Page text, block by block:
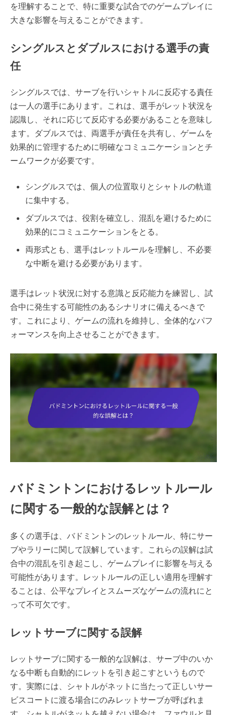
を理解することで、特に重要な試合でのゲームプレイに
大きな影響を与えることができます。
シングルスとダブルスにおける選手の責
任
シングルスでは、サーブを行いシャトルに反応する責任
は一人の選手にあります。これは、選手がレット状況を
認識し、それに応じて反応する必要があることを意味し
ます。ダブルスでは、両選手が責任を共有し、ゲームを
効果的に管理するために明確なコミュニケーションとチ
ームワークが必要です。
シングルスでは、個人の位置取りとシャトルの軌道
に集中する。
ダブルスでは、役割を確立し、混乱を避けるために
効果的にコミュニケーションをとる。
両形式とも、選手はレットルールを理解し、不必要
な中断を避ける必要があります。
選手はレット状況に対する意識と反応能力を練習し、試
合中に発生する可能性のあるシナリオに備えるべきで
す。これにより、ゲームの流れを維持し、全体的なパフ
ォーマンスを向上させることができます。
バドミントンにおけるレットルール
に関する一般的な誤解とは？
多くの選手は、バドミントンのレットルール、特にサー
ブやラリーに関して誤解しています。これらの誤解は試
合中の混乱を引き起こし、ゲームプレイに影響を与える
可能性があります。レットルールの正しい適用を理解す
ることは、公平なプレイとスムーズなゲームの流れにと
って不可欠です。
レットサーブに関する誤解
レットサーブに関する一般的な誤解は、サーブ中のいか
なる中断も自動的にレットを引き起こすというもので
す。実際には、シャトルがネットに当たって正しいサー
ビスコートに渡る場合にのみレットサーブが呼ばれま